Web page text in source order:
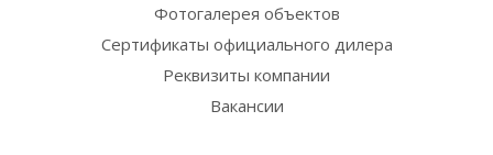
Фотогалерея объектов
Сертификаты официального дилера
Реквизиты компании
Вакансии